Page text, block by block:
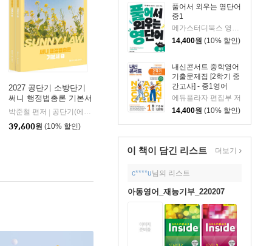
풀어서 외우는 영단어
중1
메가스터디북스 영어연구팀 저
14,400원 (10% 할인)
내신콘서트 중학영어
기출문제집 [2학기 중
간고사] - 중1영어
YBM 김은형 (2026
에듀플라자 편집부 저
14,400원 (10% 할인)
이 책이 담긴 리스트 더보기
c****u님의 리스트
아동영어_재능기부_220207
2027 공단기 소방단기
써니 행정법총론 기본서
박준철 편저
공단기(에스티유니타스)
39,600원 (10% 할인)